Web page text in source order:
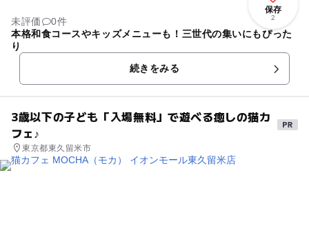
保存
2
未評価
0件
本格和食コースやキッズメニューも！三世代の集いにもぴった
り
続きをみる
3歳以下の子ども「入場無料」で遊べる癒しの猫カ
フェ♪
東京都東久留米市